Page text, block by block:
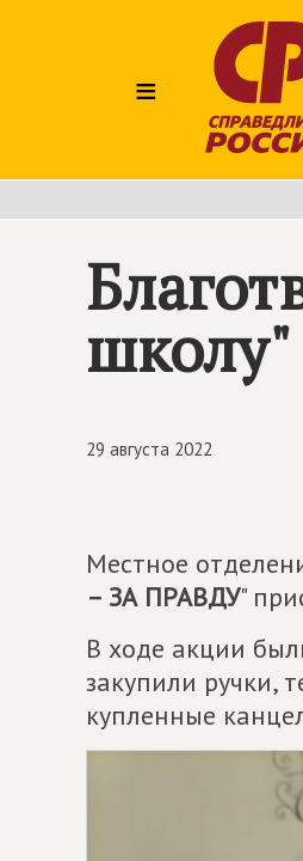
≡
29 августа 2022
Местное
– ЗА ПРАВДУ"
В ходе акции
закупили ручки,
купленные